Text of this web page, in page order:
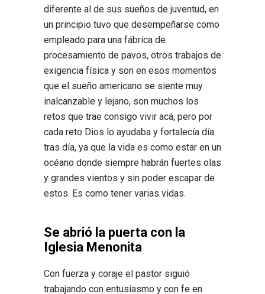
diferente al de sus sueños de juventud, en
un principio tuvo que desempeñarse como
empleado para una fábrica de
procesamiento de pavos, otros trabajos de
exigencia física y son en esos momentos
que el sueño americano se siente muy
inalcanzable y lejano, son muchos los
retos que trae consigo vivir acá, pero por
cada reto Dios lo ayudaba y fortalecía día
tras día, ya que la vida es como estar en un
océano donde siempre habrán fuertes olas
y grandes vientos y sin poder escapar de
estos. Es como tener varias vidas.
Se abrió la puerta con la
Iglesia Menonita
Con fuerza y coraje el pastor siguió
trabajando con entusiasmo y con fe en